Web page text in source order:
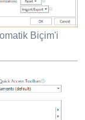
Biçim'i